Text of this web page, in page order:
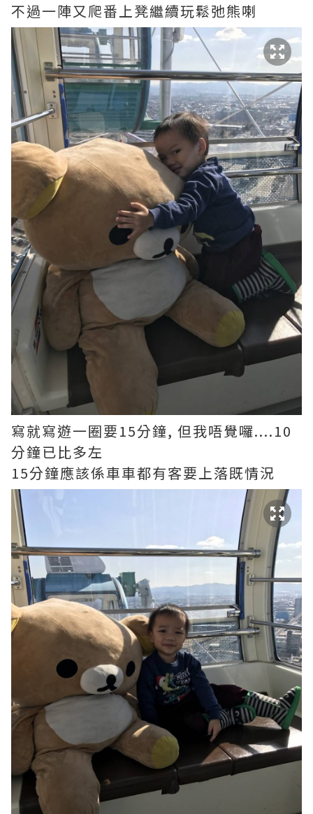
不過一陣又爬番上凳繼續玩鬆弛熊喇
寫就寫遊一圈要15分鐘, 但我唔覺囉....10
分鐘已比多左
15分鐘應該係車車都有客要上落既情況